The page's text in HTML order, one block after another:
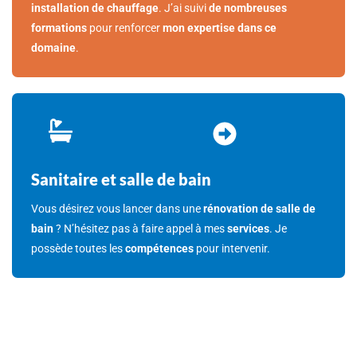
installation de chauffage. J’ai suivide nombreuses
formations pour renforcermon expertise dans ce
domaine.
Sanitaire et salle de bain
Vous désirez vous lancer dans unerénovation de salle de
bain? N’hésitez pas à faire appel à messervices. Je
possède toutes lescompétences pour intervenir.